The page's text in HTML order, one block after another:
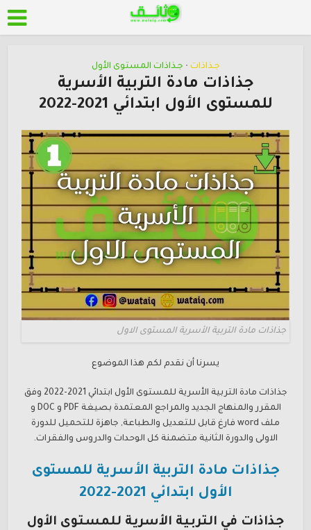
جـذاذات • جـذاذات المستوى الأول
جذاذات مادة التربية الأسرية
للمستوى الأول ابتدائي 2021-2022
جذاذات مادة التربية الأسرية المستوى الاول
يسرنا أن نقدم لكم هذا الموضوع
جذاذات مادة التربية الأسرية للمستوى الأول ابتدائي 2021-2022 وفق
المقرر والمنهاج الجديد والمراجع المعتمدة بصيغة PDF و DOC و
ملف word فارغ قابل للتعديل والطباعة, جاهزة للتحميل للدورة
الاولى والدورة الثانية متضمنة كل الوحدات والدروس والفقرات.
جذاذات مادة التربية الأسرية للمستوى
الأول ابتدائي 2021-2022
جذاذات في التربية الأسرية للمستوى الأول